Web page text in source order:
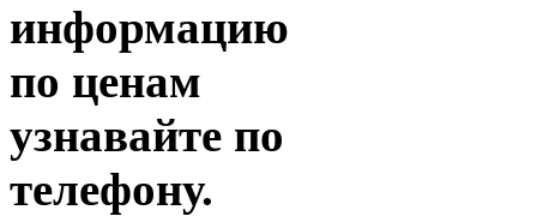
информацию
по ценам
узнавайте по
телефону.